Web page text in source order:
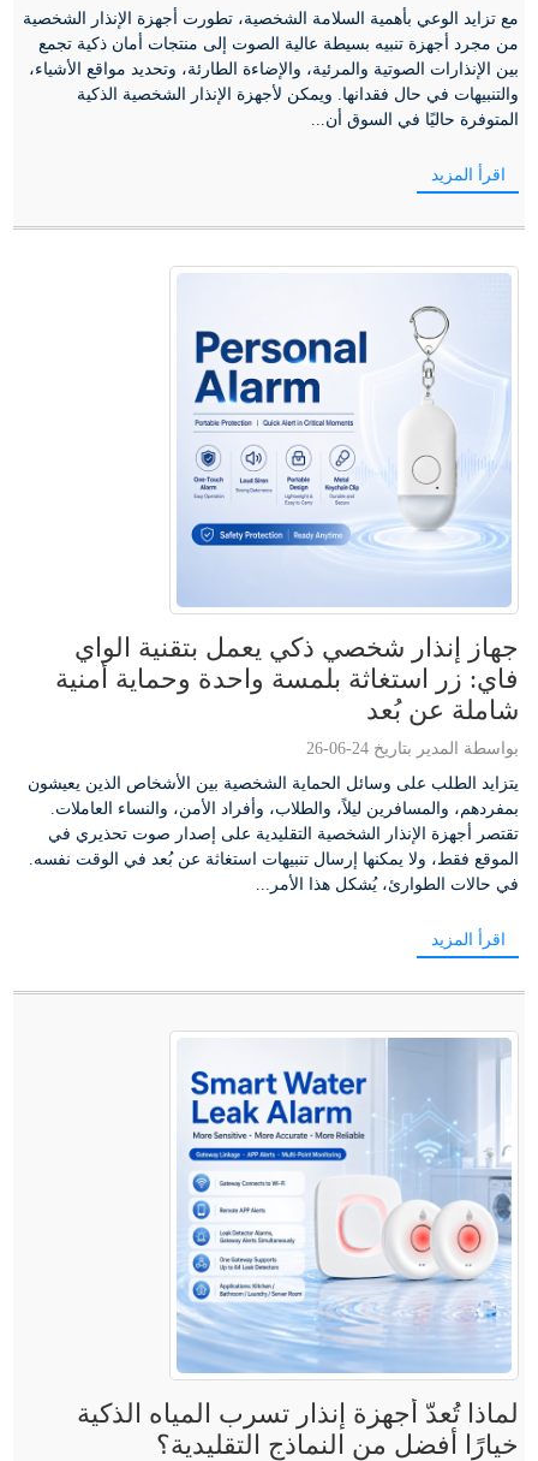
مع تزايد الوعي بأهمية السلامة الشخصية، تطورت أجهزة الإنذار الشخصية
من مجرد أجهزة تنبيه بسيطة عالية الصوت إلى منتجات أمان ذكية تجمع
بين الإنذارات الصوتية والمرئية، والإضاءة الطارئة، وتحديد مواقع الأشياء،
والتنبيهات في حال فقدانها. ويمكن لأجهزة الإنذار الشخصية الذكية
المتوفرة حاليًا في السوق أن...
اقرأ المزيد
جهاز إنذار شخصي ذكي يعمل بتقنية الواي
فاي: زر استغاثة بلمسة واحدة وحماية أمنية
شاملة عن بُعد
بواسطة المدير بتاريخ 24-06-26
يتزايد الطلب على وسائل الحماية الشخصية بين الأشخاص الذين يعيشون
بمفردهم، والمسافرين ليلاً، والطلاب، وأفراد الأمن، والنساء العاملات.
تقتصر أجهزة الإنذار الشخصية التقليدية على إصدار صوت تحذيري في
الموقع فقط، ولا يمكنها إرسال تنبيهات استغاثة عن بُعد في الوقت نفسه.
في حالات الطوارئ، يُشكل هذا الأمر...
اقرأ المزيد
لماذا تُعدّ أجهزة إنذار تسرب المياه الذكية
خيارًا أفضل من النماذج التقليدية؟